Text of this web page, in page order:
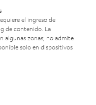
el ingreso de
de contenido. La
algunas zonas; no admite
solo en dispositivos